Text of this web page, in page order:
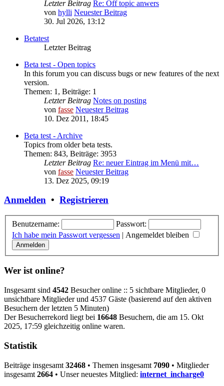
Letzter Beitrag Re: Off topic anwers
von hylli Neuester Beitrag
30. Jul 2026, 13:12
Betatest
Letzter Beitrag
Beta test - Open topics
In this forum you can discuss bugs or new features of the next
version.
Themen: 1 , Beiträge: 1
Letzter Beitrag Notes on posting
von fasse Neuester Beitrag
10. Dez 2011, 18:45
Beta test - Archive
Topics from older beta tests.
Themen: 843, Beiträge: 3953
Letzter Beitrag Re: neuer Eintrag im Menü mit…
von fasse Neuester Beitrag
13. Dez 2025, 09:19
Anmelden • Registrieren
Benutzername:
Passwort:
Ich habe mein Passwort vergessen | Angemeldet bleiben
Wer ist online?
Insgesamt sind 4542 Besucher online :: 5 sichtbare Mitglieder, 0
unsichtbare Mitglieder und 4537 Gäste (basierend auf den aktiven
Besuchern der letzten 5 Minuten)
Der Besucherrekord liegt bei 16648 Besuchern, die am 15. Okt
2025, 17:59 gleichzeitig online waren.
Statistik
Beiträge insgesamt 32468 • Themen insgesamt 7090 • Mitglieder
insgesamt 2664 • Unser neuestes Mitglied: internet_incharge0